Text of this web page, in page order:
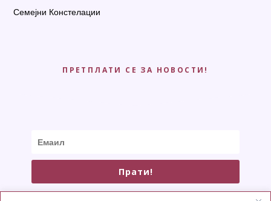
Семејни Констелации
ПРЕТПЛАТИ СЕ ЗА НОВОСТИ!
Прати!